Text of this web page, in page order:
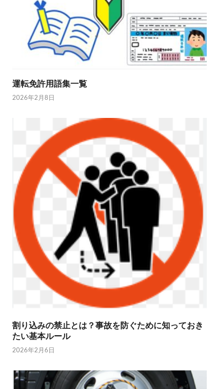
運転免許用語集一覧
2026年2月8日
割り込みの禁止とは？事故を防ぐために知っておき
たい基本ルール
2026年2月6日